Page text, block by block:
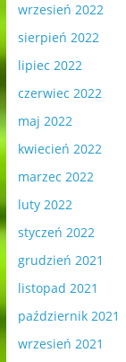
wrzesień 2022
sierpień 2022
lipiec 2022
czerwiec 2022
maj 2022
kwiecień 2022
marzec 2022
luty 2022
styczeń 2022
grudzień 2021
listopad 2021
październik 2021
wrzesień 2021